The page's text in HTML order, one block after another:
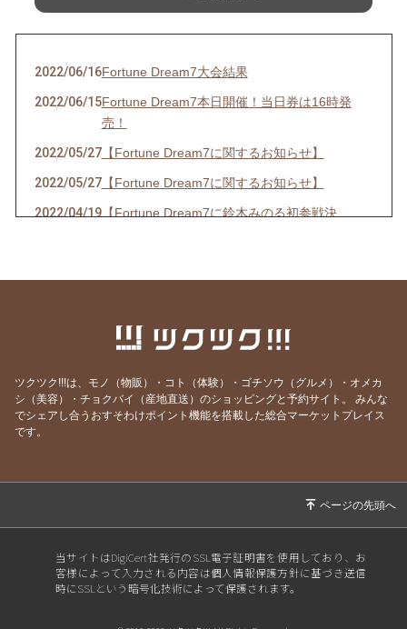
2022/06/16Fortune Dream7大会結果
2022/06/15Fortune Dream7本日開催！当日券は16時発
売！
2022/05/27【Fortune Dream7に関するお知らせ】
2022/05/27【Fortune Dream7に関するお知らせ】
2022/04/19【Fortune Dream7に鈴木みのる初参戦決
【出演情報】
【イベント開催のお知らせ】
2021/06/23【お知らせ】
2021/06/13【出演,掲載情報】
2021/03/24【イベントのお知らせ】
2021/02/25【新商品販売のお知らせ】
出演情報
ツクツク!!!は、モノ（物販）・コト（体験）・ゴチソウ（グルメ）・オメカ
シ（美容）・チョクバイ（産地直送）のショッピングと予約サイト。
みんな
でシェアし合うおすそわけポイント機能を搭載した総合マーケットプレイス
です。
当サイトはDigiCert社発行のSSL電子証明書を使用しており、お
客様によって入力される内容は個人情報保護方針に基づき送信
時にSSLという暗号化技術によって保護されます。